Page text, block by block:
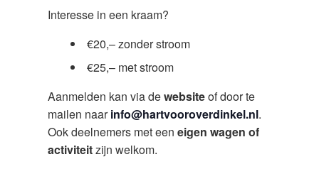
Interesse in een kraam?
€20,– zonder stroom
€25,– met stroom
Aanmelden kan via dewebsiteof door te
mailen naarinfo@hartvooroverdinkel.nl.
Ook deelnemers met een eigen wagen of
activiteitzijn welkom.